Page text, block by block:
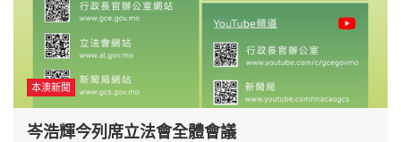
本澳新聞
岑浩輝今列席立法會全體會議